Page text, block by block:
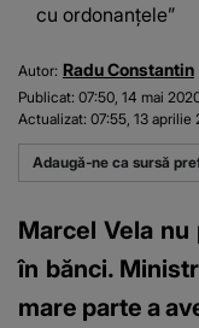
cu ordonanțele”
Autor: Radu Constantin
Publicat: 07:50, 14 mai
Actualizat: 07:55, 13 aprilie
Adaugă-ne ca sursă
Marcel Vela
în bănci.
mare parte a